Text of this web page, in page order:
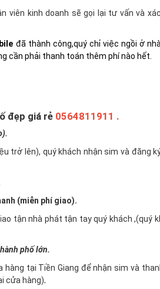
viên kinh doanh sẽ gọi lại tư vấn và
đã thành công,quý chỉ việc ngồi ở
cần phải thanh toán thêm phí nào hết.
đẹp giá rẻ 0564811911 .
trở lên), quý khách nhận sim và đăng
(miễn phí giao).
tận nhà phát tận tay quý khách ,(quý
phố lớn.
tại Tiền Giang để nhận sim và
cửa hàng).